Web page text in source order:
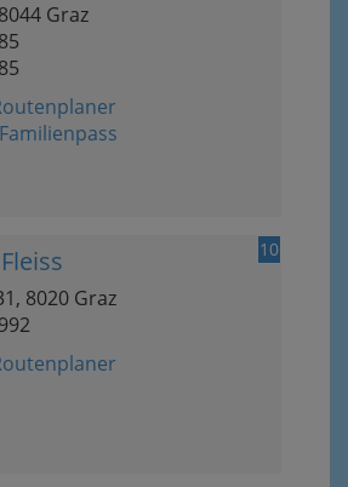
Graz
Familienpass
10
8020 Graz